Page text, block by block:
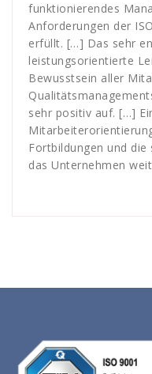
funktionierendes
Anforderungen der
erfüllt. […] Das sehr
leistungsorientierte
Bewusstsein aller
sehr positiv auf. […]
Fortbildungen und
das Unternehmen